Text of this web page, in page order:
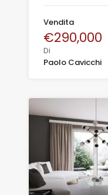
Vendita
€290,000
Di
Paolo Cavicchi